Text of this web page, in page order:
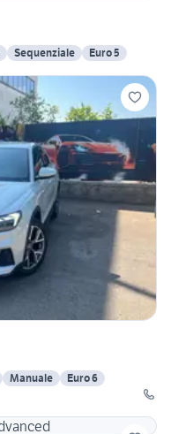
Sequenziale Euro 5
Manuale
Euro 6